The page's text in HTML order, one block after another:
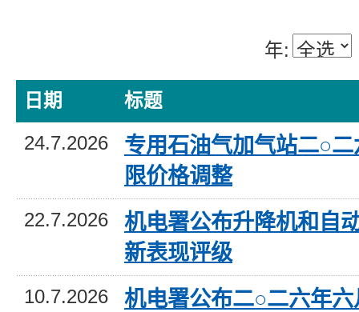
年:
日期 标题
24.7.2026
专用石油气加气站二○
限价格调整
22.7.2026
机电署公布升降机和自
新表现评级
10.7.2026
机电署公布二○二六年